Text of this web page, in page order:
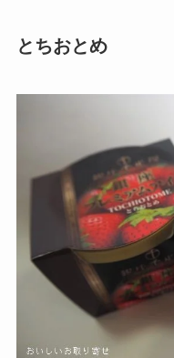
とちおとめ